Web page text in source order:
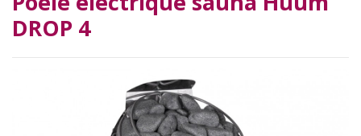
DROP 4